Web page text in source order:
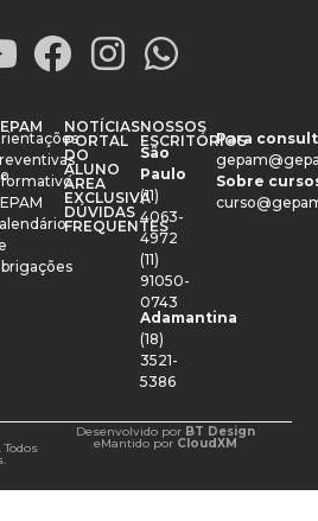
NOTÍCIAS
PORTAL
DO
ALUNO
ÁREA
EXCLUSIVA
DÚVIDAS
FREQUENTES
NOSSOS
ESCRITÓRIOS
São
Paulo
(11)
4063-
4972
(11)
91050-
0743
Adamantina
(18)
3521-
5386
Para
Sobre
Desenvolvido por BT Design
eMantido por CloudXM